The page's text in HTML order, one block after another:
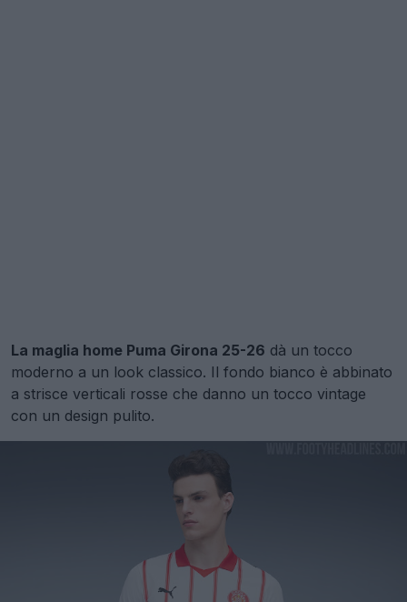
La maglia home Puma Girona 25-26 dà un tocco
moderno a un look classico. Il fondo bianco è abbinato
a strisce verticali rosse che danno un tocco vintage
con un design pulito.